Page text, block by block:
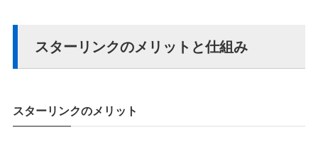
スターリンクのメリットと仕組み
スターリンクのメリット